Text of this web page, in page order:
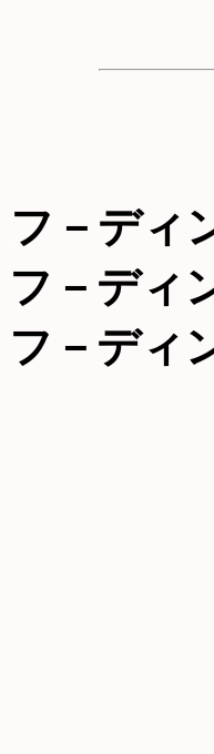
フ－ディ
フ－ディ
フ－ディ